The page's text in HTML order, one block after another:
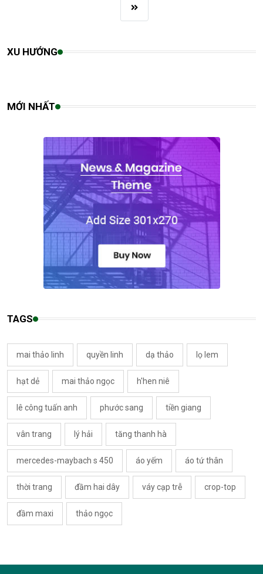
XU HƯỚNG
MỚI NHẤT
TAGS
mai thảo linh quyền linh dạ thảo lọ lem
hạt dẻ mai thảo ngọc h'hen niê
lê công tuấn anh phước sang tiền giang
vân trang lý hải tăng thanh hà
mercedes-maybach s 450 áo yếm áo tứ thân
thời trang đầm hai dây váy cạp trễ crop-top
đầm maxi thảo ngọc